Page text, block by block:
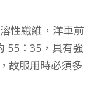
性纖維，洋車前
55：35，具有強
故服用時必須多